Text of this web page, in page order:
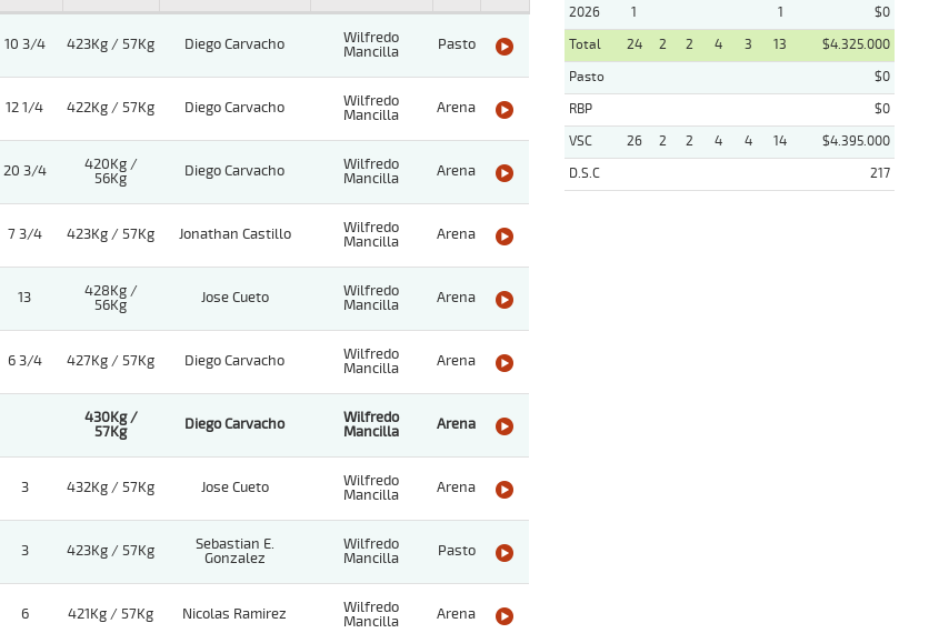
10 3/4 423Kg / 57Kg Diego Carvacho
Wilfredo
Mancilla
Pasto
12 1/4 422Kg / 57Kg Diego Carvacho
Wilfredo
Mancilla
Arena
20 3/4
420Kg /
56Kg
Diego Carvacho
Wilfredo
Mancilla
Arena
7 3/4 423Kg / 57Kg Jonathan Castillo
Wilfredo
Mancilla
Arena
13
428Kg /
56Kg
Jose Cueto
Wilfredo
Mancilla
Arena
6 3/4 427Kg / 57Kg Diego Carvacho
Wilfredo
Mancilla
Arena
430Kg /
57Kg
Diego Carvacho
Wilfredo
Mancilla
Arena
3 432Kg / 57Kg Jose Cueto
Wilfredo
Mancilla
Arena
3 423Kg / 57Kg
Sebastian E.
Gonzalez
Wilfredo
Mancilla
Pasto
6 421Kg / 57Kg Nicolas Ramirez
Wilfredo
Mancilla
Arena
2026 1 1
$0
Total
24 2 2 4 3 13
$4.325.000
Pasto
$0
RBP
$0
VSC
26 2 2 4 4 14
$4.395.000
D.S.C
217